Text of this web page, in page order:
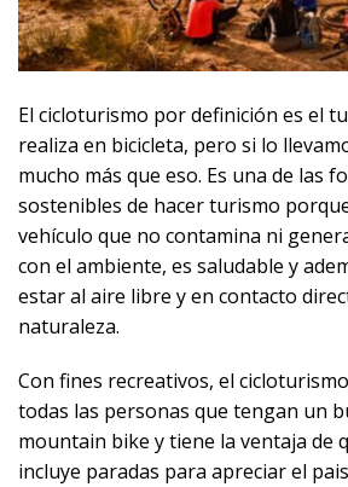
El cicloturismo por definición es el
realiza en bicicleta, pero si lo
mucho más que eso. Es una de las
sostenibles de hacer turismo
vehículo que no contamina ni
con el ambiente, es saludable y
estar al aire libre y en contacto
naturaleza.
Con fines recreativos, el
todas las personas que tengan un
mountain bike y tiene la ventaja de
incluye paradas para apreciar el